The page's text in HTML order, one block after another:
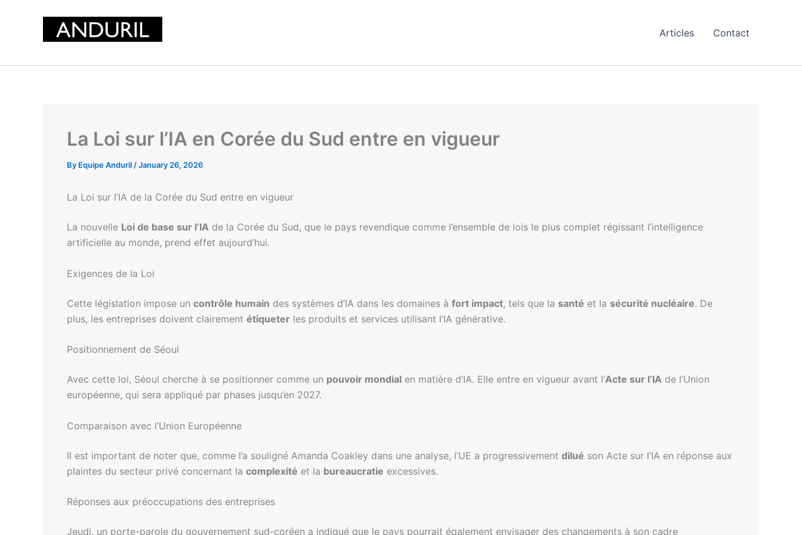
Articles Contact
La Loi sur l’IA en Corée du Sud entre en vigueur
By Equipe Anduril /January 26, 2026
La Loi sur l’IA de la Corée du Sud entre en vigueur
La nouvelle Loi de base sur l’IA de la Corée du Sud, que le pays revendique comme l’ensemble de lois le plus complet régissant l’intelligence
artificielle au monde, prend effet aujourd’hui.
Exigences de la Loi
Cette législation impose un contrôle humain des systèmes d’IA dans les domaines à fort impact, tels que la santé et la sécurité nucléaire. De
plus, les entreprises doivent clairement étiqueter les produits et services utilisant l’IA générative.
Positionnement de Séoul
Avec cette loi, Séoul cherche à se positionner comme un pouvoir mondial en matière d’IA. Elle entre en vigueur avant l’Acte sur l’IA de l’Union
européenne, qui sera appliqué par phases jusqu’en 2027.
Comparaison avec l’Union Européenne
Il est important de noter que, comme l’a souligné Amanda Coakley dans une analyse, l’UE a progressivement dilué son Acte sur l’IA en réponse aux
plaintes du secteur privé concernant la complexité et la bureaucratie excessives.
Réponses aux préoccupations des entreprises
Jeudi, un porte-parole du gouvernement sud-coréen a indiqué que le pays pourrait également envisager des changements à son cadre